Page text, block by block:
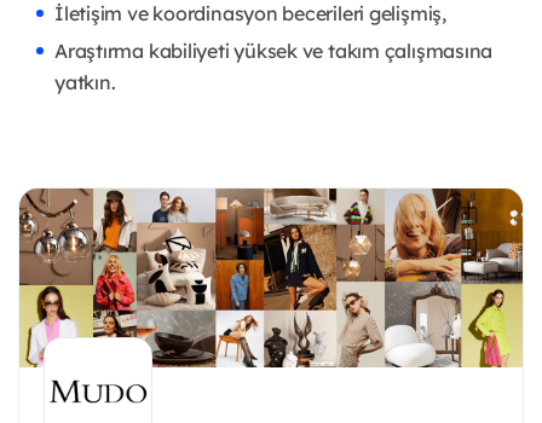
İletişim ve koordinasyon becerileri gelişmiş,
Araştırma kabiliyeti yüksek ve takım çalışmasına
yatkın.